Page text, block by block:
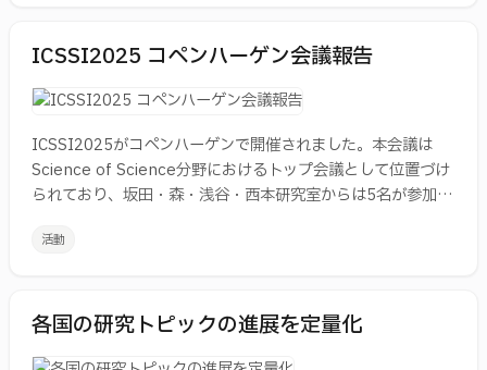
報処理学会、言語処理学会等、データサイエンス系の学会
において多数の発表を行っており、優秀賞を連続して受賞
しています。海外においては、技術経営系の主要な国際会
議（PICMET等）で多数の発表を行うほか、自然言語処理
のトップカンファレンス（ACLやEMNLP）、ネットワー
ク科学系の国際会議（Complex NetworksやNetSci）、
サイエンスの国際会議（ICSSI）での発表実績が出ていま
す。
意欲ある学生のみなさんを待っています。
ICSSI2025 コペンハーゲン会議報告
ICSSI2025がコペンハーゲンで開催されました。本会議は
Science of Science分野におけるトップ会議として位置づけ
られており、坂田・森・浅谷・西本研究室からは5名が参加
活動
各国の研究トピックの進展を定量化